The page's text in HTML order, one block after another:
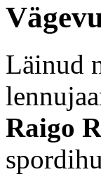
Läinud
Raigo